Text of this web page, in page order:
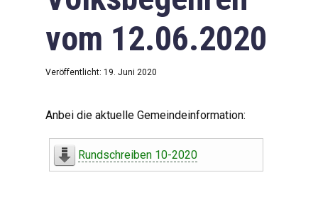
vom 12.06.2020
Veröffentlicht: 19. Juni 2020
Anbei die aktuelle Gemeindeinformation:
Rundschreiben 10-2020